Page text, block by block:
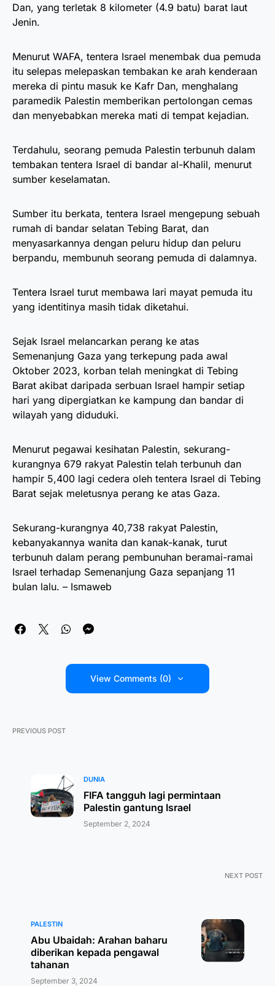
Dan, yang terletak 8 kilometer (4.9 batu) barat laut
Jenin.
Menurut WAFA, tentera Israel menembak dua pemuda
itu selepas melepaskan tembakan ke arah kenderaan
mereka di pintu masuk ke Kafr Dan, menghalang
paramedik Palestin memberikan pertolongan cemas
dan menyebabkan mereka mati di tempat kejadian.
Terdahulu, seorang pemuda Palestin terbunuh dalam
tembakan tentera Israel di bandar al-Khalil, menurut
sumber keselamatan.
Sumber itu berkata, tentera Israel mengepung sebuah
rumah di bandar selatan Tebing Barat, dan
menyasarkannya dengan peluru hidup dan peluru
berpandu, membunuh seorang pemuda di dalamnya.
Tentera Israel turut membawa lari mayat pemuda itu
yang identitinya masih tidak diketahui.
Sejak Israel melancarkan perang ke atas
Semenanjung Gaza yang terkepung pada awal
Oktober 2023, korban telah meningkat di Tebing
Barat akibat daripada serbuan Israel hampir setiap
hari yang dipergiatkan ke kampung dan bandar di
wilayah yang diduduki.
Menurut pegawai kesihatan Palestin, sekurang-
kurangnya 679 rakyat Palestin telah terbunuh dan
hampir 5,400 lagi cedera oleh tentera Israel di Tebing
Barat sejak meletusnya perang ke atas Gaza.
Sekurang-kurangnya 40,738 rakyat Palestin,
kebanyakannya wanita dan kanak-kanak, turut
terbunuh dalam perang pembunuhan beramai-ramai
Israel terhadap Semenanjung Gaza sepanjang 11
bulan lalu. – Ismaweb
View Comments (0)
PREVIOUS POST
DUNIA
FIFA tangguh lagi permintaan
Palestin gantung Israel
September 2, 2024
NEXT POST
PALESTIN
Abu Ubaidah: Arahan baharu
diberikan kepada pengawal
tahanan
September 3, 2024